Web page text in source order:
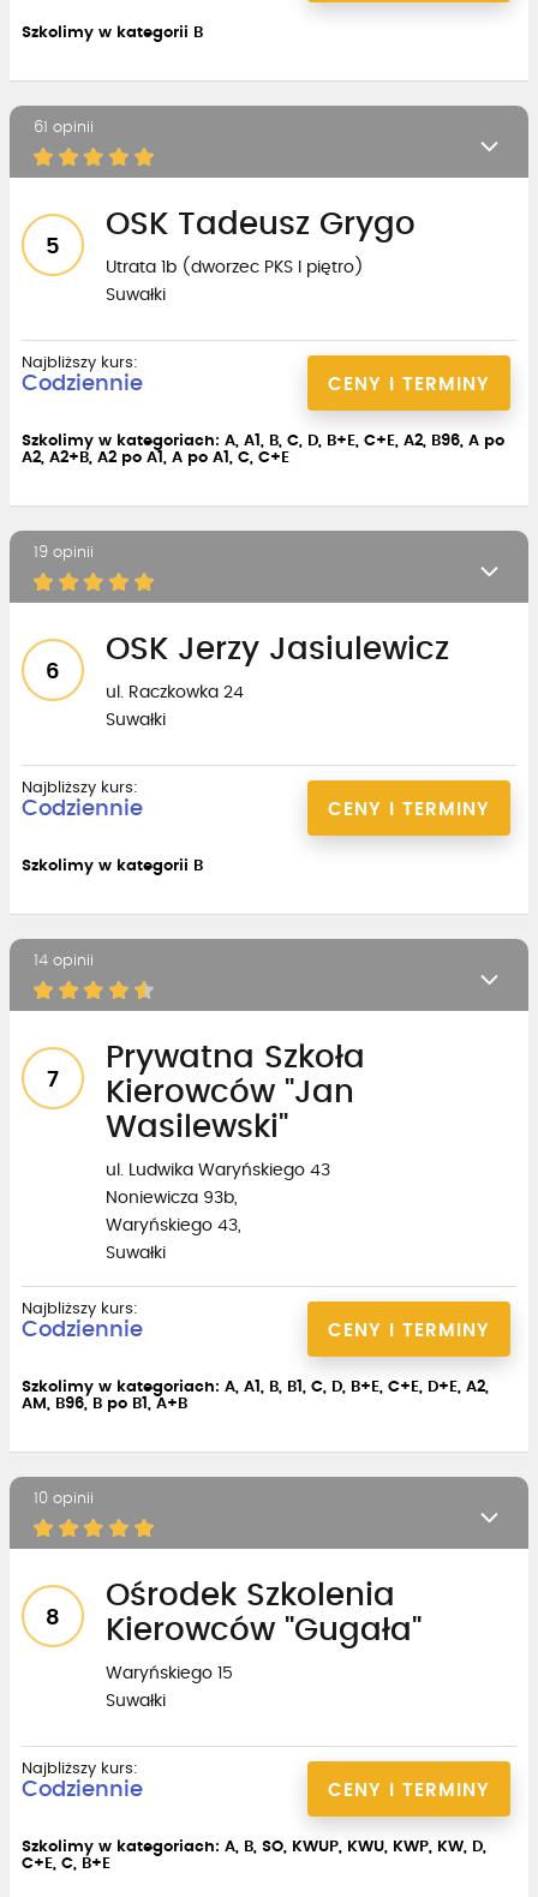
Szkolimy w kategorii B
61 opinii
5
OSK Tadeusz Grygo
Utrata 1b (dworzec PKS I piętro)
Suwałki
CENY I TERMINY
Najbliższy kurs:
Codziennie
Szkolimy w kategoriach: A, A1, B, C, D, B+E, C+E, A2, B96, A po
A2, A2+B, A2 po A1, A po A1, C, C+E
19 opinii
6
OSK Jerzy Jasiulewicz
ul. Raczkowka 24
Suwałki
CENY I TERMINY
Najbliższy kurs:
Codziennie
Szkolimy w kategorii B
14 opinii
7
Prywatna Szkoła
Kierowców "Jan
Wasilewski"
ul. Ludwika Waryńskiego 43
Noniewicza 93b,
Waryńskiego 43,
Suwałki
CENY I TERMINY
Najbliższy kurs:
Codziennie
Szkolimy w kategoriach: A, A1, B, B1, C, D, B+E, C+E, D+E, A2,
AM, B96, B po B1, A+B
10 opinii
8
Ośrodek Szkolenia
Kierowców "Gugała"
Waryńskiego 15
Suwałki
CENY I TERMINY
Najbliższy kurs:
Codziennie
Szkolimy w kategoriach: A, B, SO, KWUP, KWU, KWP, KW, D,
C+E, C, B+E